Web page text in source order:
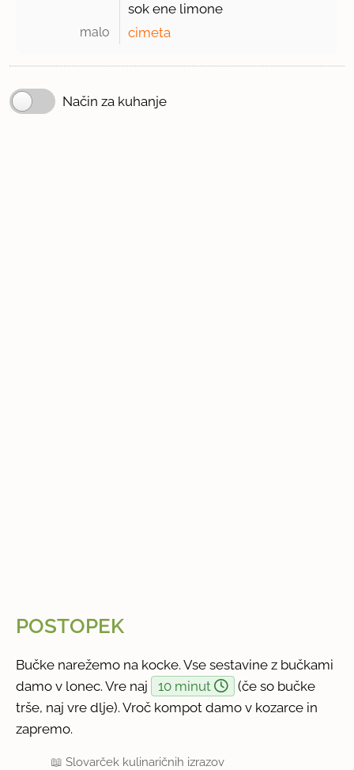
sok ene limone
malo cimeta
Način za kuhanje
POSTOPEK
Bučke narežemo na kocke. Vse sestavine z bučkami
damo v lonec. Vre naj
10 minut
(če so bučke
trše, naj vre dlje). Vroč kompot damo v kozarce in
zapremo.
📖Slovarček kulinaričnih izrazov